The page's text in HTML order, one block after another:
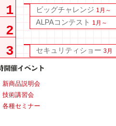
1
ビッグチャレンジ 1月～
ALPAコンテスト 1月～
2
3
セキュリティショー3月
新商品説明会
技術講習会
各種セミナー